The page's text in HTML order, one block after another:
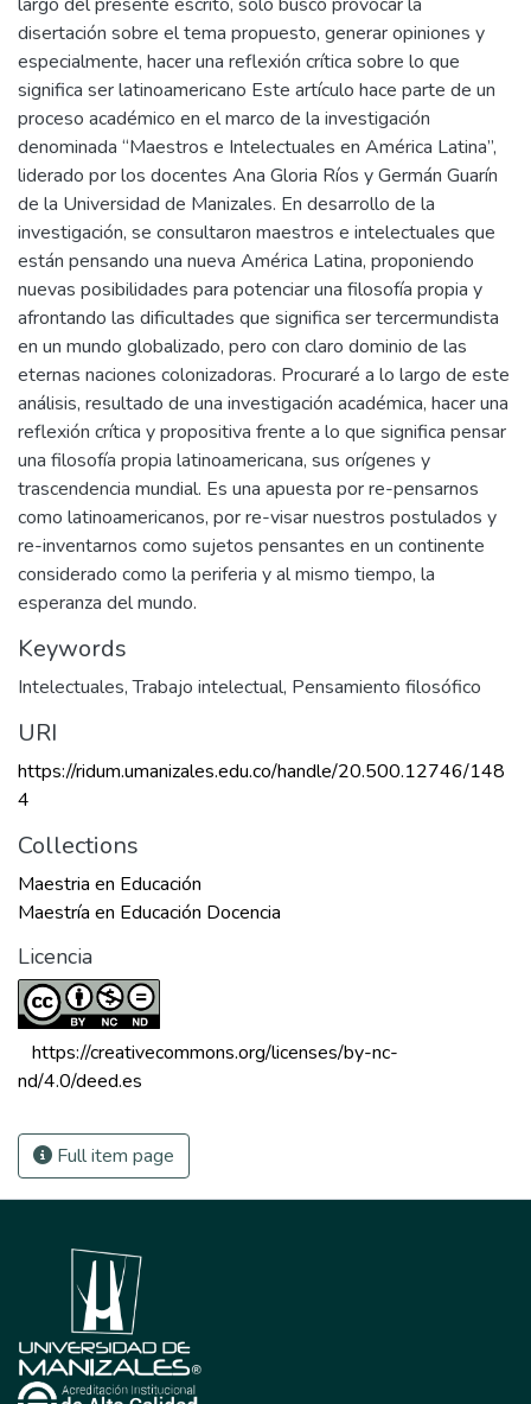
disertación sobre el tema propuesto, generar opiniones y
especialmente, hacer una reflexión crítica sobre lo que
significa ser latinoamericano Este artículo hace parte de un
proceso académico en el marco de la investigación
denominada “Maestros e Intelectuales en América Latina”,
liderado por los docentes Ana Gloria Ríos y Germán Guarín
de la Universidad de Manizales. En desarrollo de la
investigación, se consultaron maestros e intelectuales que
están pensando una nueva América Latina, proponiendo
nuevas posibilidades para potenciar una filosofía propia y
afrontando las dificultades que significa ser tercermundista
en un mundo globalizado, pero con claro dominio de las
eternas naciones colonizadoras. Procuraré a lo largo de este
análisis, resultado de una investigación académica, hacer una
reflexión crítica y propositiva frente a lo que significa pensar
una filosofía propia latinoamericana, sus orígenes y
trascendencia mundial. Es una apuesta por re-pensarnos
como latinoamericanos, por re-visar nuestros postulados y
re-inventarnos como sujetos pensantes en un continente
considerado como la periferia y al mismo tiempo, la
esperanza del mundo.
Keywords
Intelectuales,Trabajo intelectual, Pensamiento filosófico
URI
https://ridum.umanizales.edu.co/handle/20.500.12746/148
4
Collections
Maestria en Educación
Maestría en Educación Docencia
Licencia
https://creativecommons.org/licenses/by-nc-
nd/4.0/deed.es
Full item page